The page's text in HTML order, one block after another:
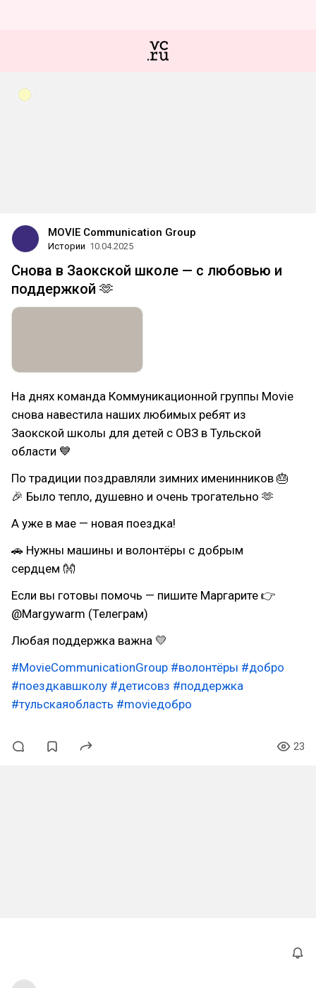
MOVIE Communication Group
Истории 10.04.2025
Снова в Заокской школе — с любовью и
поддержкой 🫶
На днях команда Коммуникационной группы Movie
снова навестила наших любимых ребят из
Заокской школы для детей с ОВЗ в Тульской
области 💙
По традиции поздравляли зимних именинников 🎂
🎉 Было тепло, душевно и очень трогательно 🫶
А уже в мае — новая поездка!
🚗 Нужны машины и волонтёры с добрым
сердцем 👐
Если вы готовы помочь — пишите Маргарите 👉
@Margywarm (Телеграм)
Любая поддержка важна 💛
#MovieCommunicationGroup #волонтёры #добро
#поездкавшколу #детисовз #поддержка
#тульскаяобласть #movieдобро
23